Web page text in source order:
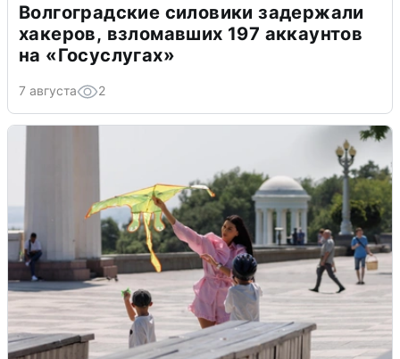
Волгоградские силовики задержали
хакеров, взломавших 197 аккаунтов
на «Госуслугах»
7 августа 2